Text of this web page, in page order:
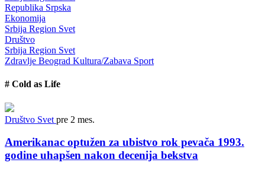
Republika Srpska
Ekonomija
Srbija Region Svet
Društvo
Srbija Region Svet
Zdravlje Beograd Kultura/Zabava Sport
# Cold as Life
Društvo Svet pre 2 mes.
Amerikanac optužen za ubistvo rok pevača 1993.
godine uhapšen nakon decenija bekstva